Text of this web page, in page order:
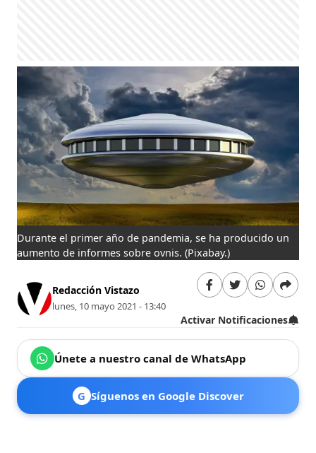
Durante el primer año de pandemia, se ha producido un
aumento de informes sobre ovnis. (Pixabay.)
Redacción Vistazo
lunes, 10 mayo 2021 - 13:40
Activar Notificaciones
Únete a nuestro canal de WhatsApp
G Síguenos en Google Discover